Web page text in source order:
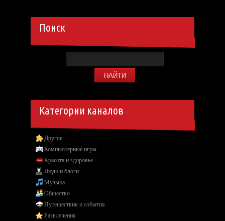
Поиск
Категории каналов
Другое
Компьютерные игры
Красота и здоровье
Люди и блоги
Музыка
Общество
Путешествия и события
Развлечения